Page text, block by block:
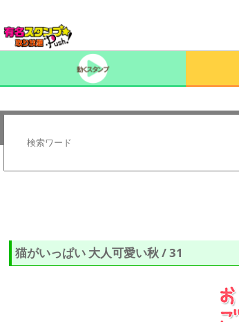
猫がいっぱい 大人可愛い秋 / 31